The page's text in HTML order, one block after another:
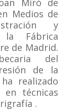
Miró de
Medios de
y
Fábrica
de Madrid.
del
de la
realizado
en técnicas
.